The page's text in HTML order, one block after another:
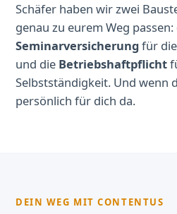
Schäfer haben wir zwei
genau zu eurem Weg passen:
Seminarversicherungfür
und die Betriebshaftpflicht
Selbstständigkeit. Und wenn
persönlich für dich da.
DEIN WEG MIT CONTENTUS